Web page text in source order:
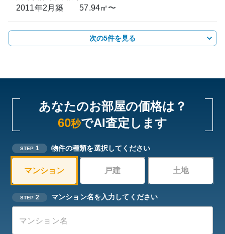
2011年2月築 57.94㎡〜
次の5件を見る
あなたのお部屋の価格は？
60秒でAI査定します
STEP 1 物件の種類を選択してください
マンション 戸建 土地
STEP 2 マンション名を入力してください